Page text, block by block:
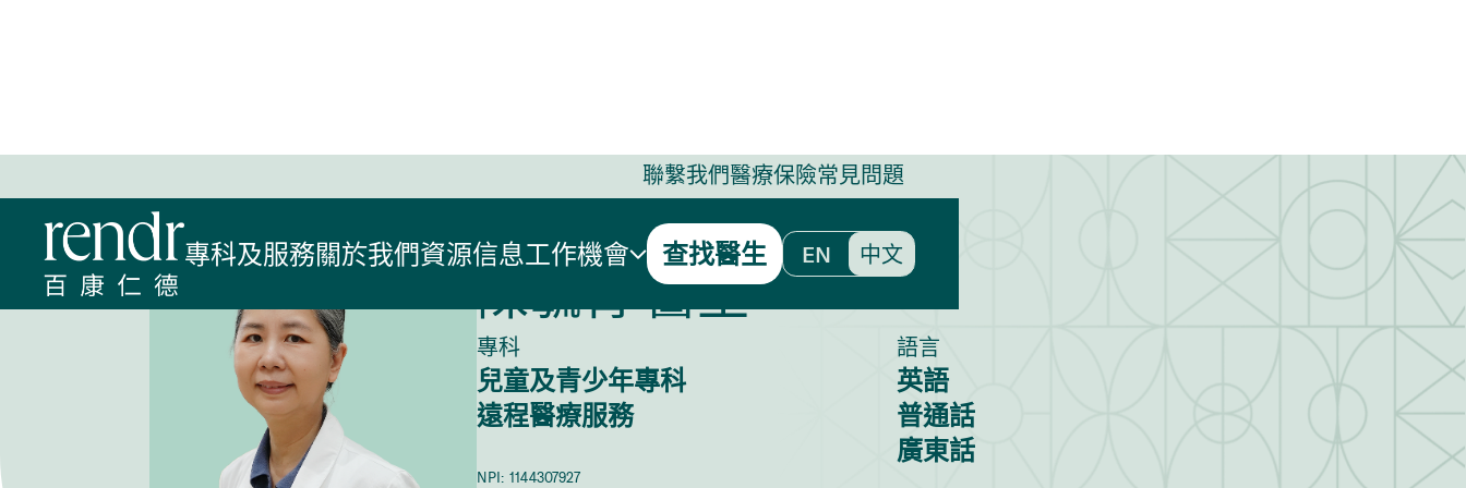
聯繫我們醫療保險常見問題
專科及服務關於我們資源信息工作機會 查找醫生 EN 中文
陳毓青 醫生
專科
兒童及青少年專科
遠程醫療服務
語言
英語
普通話
廣東話
NPI: 1144307927